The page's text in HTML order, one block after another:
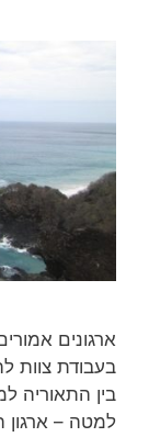
ארגונים
בעבודת צוות
בין התאוריה
למטה – ארגון